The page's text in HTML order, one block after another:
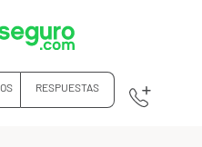
RESPUESTAS